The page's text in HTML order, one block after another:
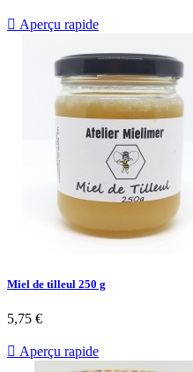
 Aperçu rapide
Miel de tilleul 250 g
5,75 €
 Aperçu rapide